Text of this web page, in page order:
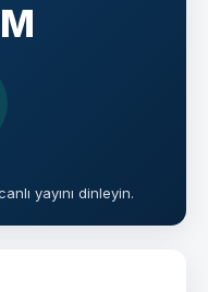
yayını dinleyin.